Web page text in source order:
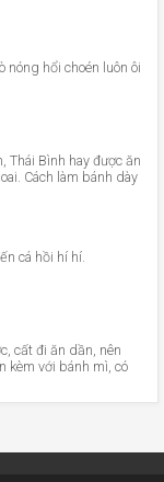
nóng hổi choén luôn ôi
Thái Bình hay được ăn
Cách làm bánh dày
cá hồi hí hí.
cất đi ăn dần, nên
kèm với bánh mì, có